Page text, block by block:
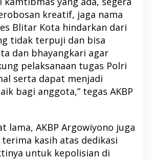
kreatif, jaga nama
Blitar Kota hindarkan dari
tidak terpuji dan bisa
dan bhayangkari agar
pelaksanaan tugas Polri
serta dapat menjadi
bagi anggota,” tegas AKBP
lama, AKBP Argowiyono juga
kasih atas dedikasi
untuk kepolisian di